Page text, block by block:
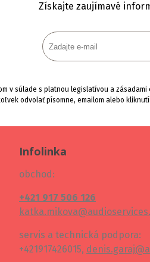
Získajte zaujímavé
v súlade s platnou legislatívou a
odvolať písomne, emailom alebo
Infolinka
obchod:
+421 917 506 126
servis a technická podpora:
+421917426015,